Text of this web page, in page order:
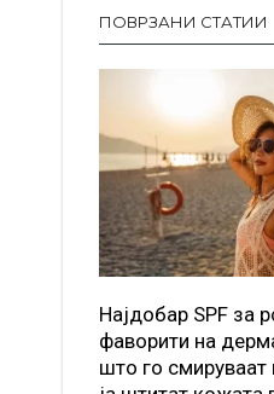
ПОВРЗАНИ СТАТИИ
Најдобар SPF за
фаворити на
што го смируваат